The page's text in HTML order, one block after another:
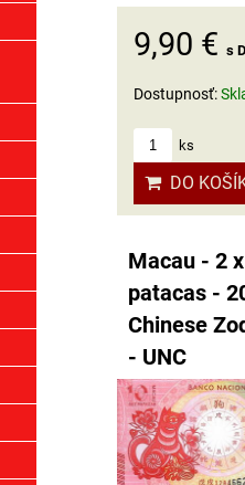
9,90 € s
Dostupnosť:
ks
DO
Macau - 2
patacas -
Chinese
- UNC